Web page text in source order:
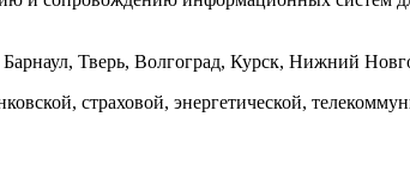
Тверь, Волгоград, Курск, Нижний
страховой, энергетической,